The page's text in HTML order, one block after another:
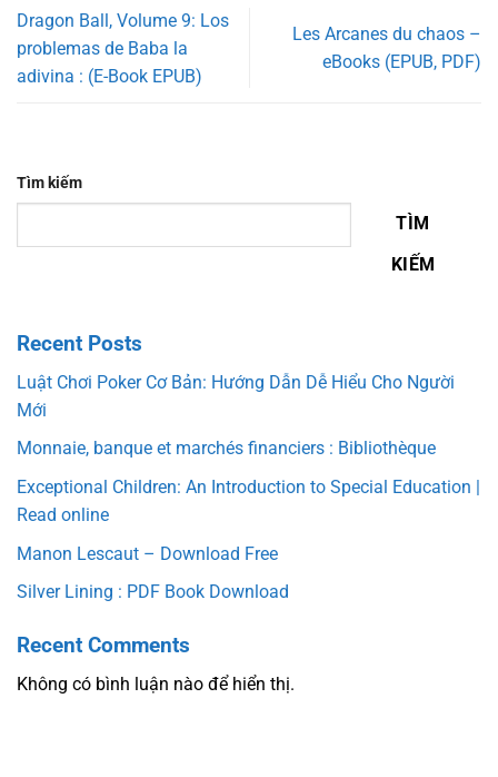
Dragon Ball, Volume 9: Los
problemas de Baba la
adivina : (E-Book EPUB)
Les Arcanes du chaos –
eBooks (EPUB, PDF)
Tìm kiếm
TÌM
KIẾM
Recent Posts
Luật Chơi Poker Cơ Bản: Hướng Dẫn Dễ Hiểu Cho Người
Mới
Monnaie, banque et marchés financiers : Bibliothèque
Exceptional Children: An Introduction to Special Education |
Read online
Manon Lescaut – Download Free
Silver Lining : PDF Book Download
Recent Comments
Không có bình luận nào để hiển thị.